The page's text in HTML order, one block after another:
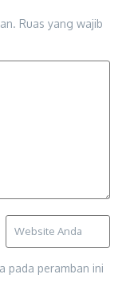
Ruas yang wajib
pada peramban ini